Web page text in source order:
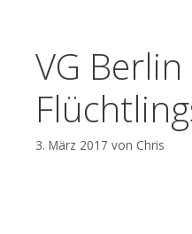
VG
3. März 2017 von Chris